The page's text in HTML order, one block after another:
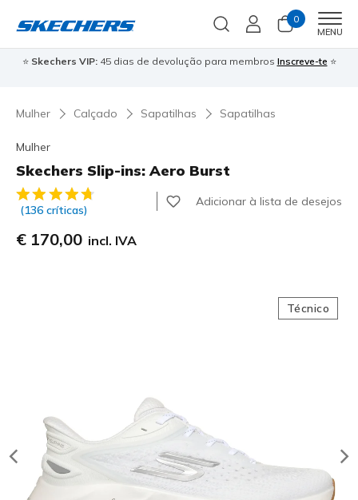
0
MENU
⭐ Skechers VIP:45 dias de devolução para membros Inscreve-te ⭐
Mulher Calçado Sapatilhas Sapatilhas
Mulher
Skechers Slip-ins: Aero Burst
3$1 de 5 – Classificação do cliente
(136 críticas)
Adicionar à lista de desejos
€ 170,00 incl. IVA
Técnico